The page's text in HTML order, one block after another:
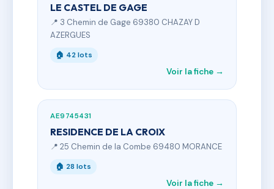
LE CASTEL DE GAGE
📍 3 Chemin de Gage 69380 CHAZAY D
AZERGUES
🏠 42 lots
Voir la fiche →
AE9745431
RESIDENCE DE LA CROIX
📍 25 Chemin de la Combe 69480 MORANCE
🏠 28 lots
Voir la fiche →